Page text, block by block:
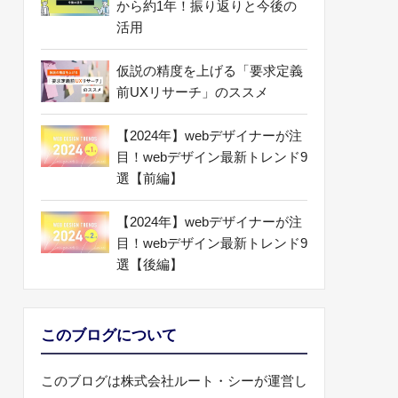
から約1年！振り返りと今後の
活用
仮説の精度を上げる「要求定義
前UXリサーチ」のススメ
【2024年】webデザイナーが注
目！webデザイン最新トレンド9
選【前編】
【2024年】webデザイナーが注
目！webデザイン最新トレンド9
選【後編】
このブログについて
このブログは株式会社ルート・シーが運営し